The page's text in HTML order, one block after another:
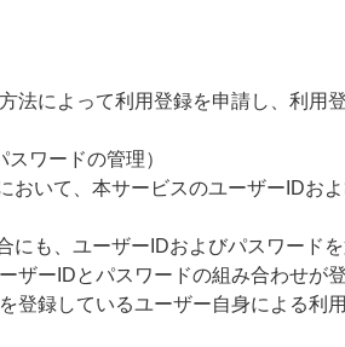
法によって利用登録を申請し、利用
ワードの管理）
おいて、本サービスのユーザーIDお
にも、ユーザーIDおよびパスワード
ザーIDとパスワードの組み合わせが
登録しているユーザー自身による利